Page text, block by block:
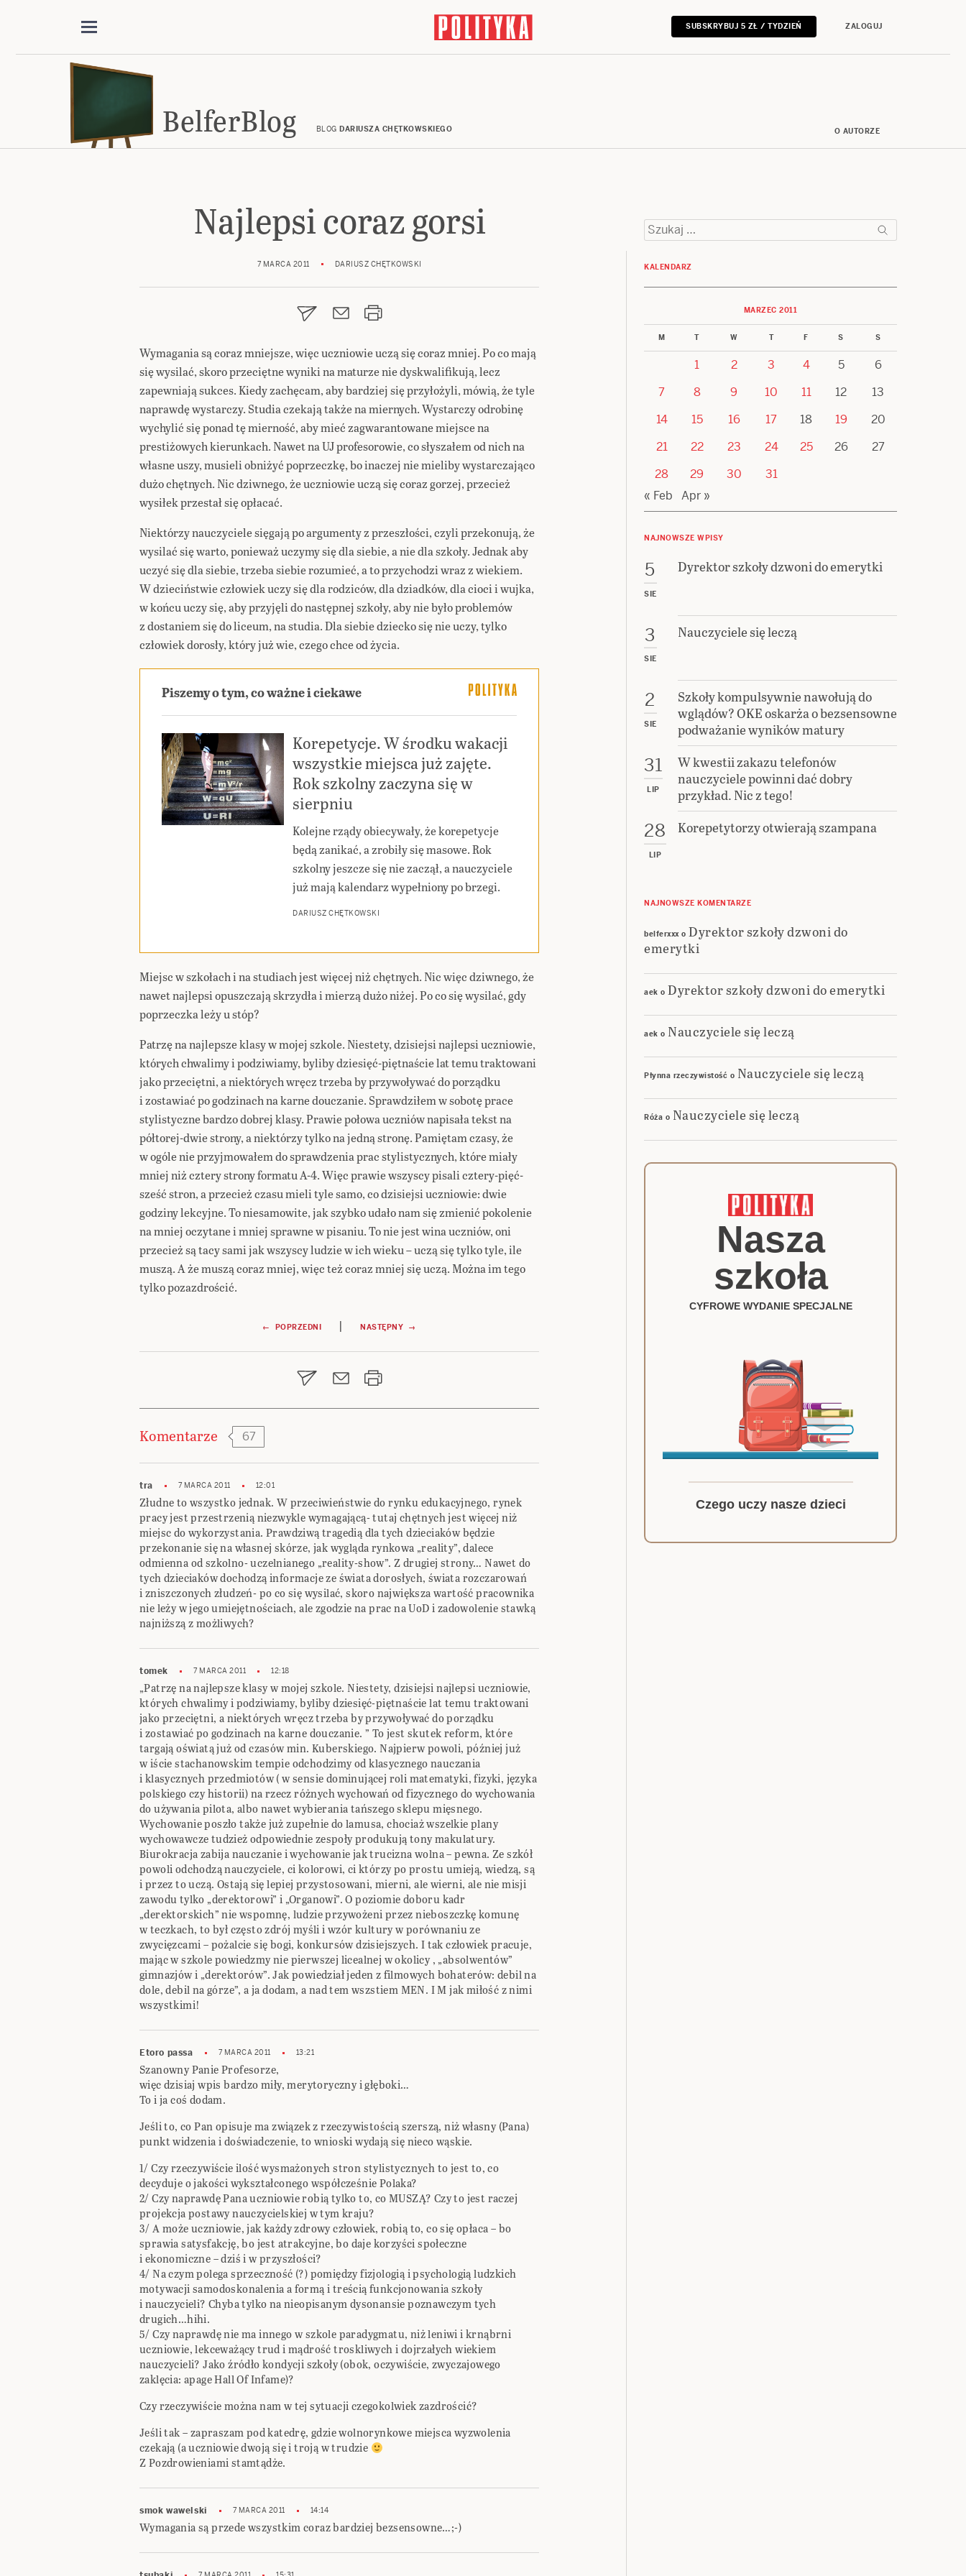
SUBSKRYBUJ 5 ZŁ / TYDZIEŃ ZALOGUJ
BelferBlog BLOG DARIUSZA CHĘTKOWSKIEGO O AUTORZE
Najlepsi coraz gorsi
7 MARCA 2011 DARIUSZ CHĘTKOWSKI
Wymagania są coraz mniejsze, więc uczniowie uczą się coraz mniej. Po co mają
się wysilać, skoro przeciętne wyniki na maturze nie dyskwalifikują, lecz
zapewniają sukces. Kiedy zachęcam, aby bardziej się przyłożyli, mówią, że tyle
naprawdę wystarczy. Studia czekają także na miernych. Wystarczy odrobinę
wychylić się ponad tę mierność, aby mieć zagwarantowane miejsce na
prestiżowych kierunkach. Nawet na UJ profesorowie, co słyszałem od nich na
własne uszy, musieli obniżyć poprzeczkę, bo inaczej nie mieliby wystarczająco
dużo chętnych. Nic dziwnego, że uczniowie uczą się coraz gorzej, przecież
wysiłek przestał się opłacać.
Niektórzy nauczyciele sięgają po argumenty z przeszłości, czyli przekonują, że
wysilać się warto, ponieważ uczymy się dla siebie, a nie dla szkoły. Jednak aby
uczyć się dla siebie, trzeba siebie rozumieć, a to przychodzi wraz z wiekiem.
W dzieciństwie człowiek uczy się dla rodziców, dla dziadków, dla cioci i wujka,
w końcu uczy się, aby przyjęli do następnej szkoły, aby nie było problemów
z dostaniem się do liceum, na studia. Dla siebie dziecko się nie uczy, tylko
człowiek dorosły, który już wie, czego chce od życia.
Piszemy o tym, co ważne i ciekawe
Korepetycje. W środku wakacji
wszystkie miejsca już zajęte.
Rok szkolny zaczyna się w
sierpniu
Kolejne rządy obiecywały, że korepetycje
będą zanikać, a zrobiły się masowe. Rok
szkolny jeszcze się nie zaczął, a nauczyciele
już mają kalendarz wypełniony po brzegi.
DARIUSZ CHĘTKOWSKI
Miejsc w szkołach i na studiach jest więcej niż chętnych. Nic więc dziwnego, że
nawet najlepsi opuszczają skrzydła i mierzą dużo niżej. Po co się wysilać, gdy
poprzeczka leży u stóp?
Patrzę na najlepsze klasy w mojej szkole. Niestety, dzisiejsi najlepsi uczniowie,
których chwalimy i podziwiamy, byliby dziesięć-piętnaście lat temu traktowani
jako przeciętni, a niektórych wręcz trzeba by przywoływać do porządku
i zostawiać po godzinach na karne douczanie. Sprawdziłem w sobotę prace
stylistyczne bardzo dobrej klasy. Prawie połowa uczniów napisała tekst na
półtorej-dwie strony, a niektórzy tylko na jedną stronę. Pamiętam czasy, że
w ogóle nie przyjmowałem do sprawdzenia prac stylistycznych, które miały
mniej niż cztery strony formatu A-4. Więc prawie wszyscy pisali cztery-pięć-
sześć stron, a przecież czasu mieli tyle samo, co dzisiejsi uczniowie: dwie
godziny lekcyjne. To niesamowite, jak szybko udało nam się zmienić pokolenie
na mniej oczytane i mniej sprawne w pisaniu. To nie jest wina uczniów, oni
przecież są tacy sami jak wszyscy ludzie w ich wieku – uczą się tylko tyle, ile
muszą. A że muszą coraz mniej, więc też coraz mniej się uczą. Można im tego
tylko pozazdrościć.
wpisu
← POPRZEDNI | NASTĘPNY →
Komentarze 67
tra 7 MARCA 2011 12:01
Złudne to wszystko jednak. W przeciwieństwie do rynku edukacyjnego, rynek
pracy jest przestrzenią niezwykle wymagającą- tutaj chętnych jest więcej niż
miejsc do wykorzystania. Prawdziwą tragedią dla tych dzieciaków będzie
przekonanie się na własnej skórze, jak wygląda rynkowa „reality”, dalece
odmienna od szkolno- uczelnianego „reality-show”. Z drugiej strony… Nawet do
tych dzieciaków dochodzą informacje ze świata dorosłych, świata rozczarowań
i zniszczonych złudzeń- po co się wysilać, skoro największa wartość pracownika
nie leży w jego umiejętnościach, ale zgodzie na prac na UoD i zadowolenie stawką
najniższą z możliwych?
tomek 7 MARCA 2011 12:18
„Patrzę na najlepsze klasy w mojej szkole. Niestety, dzisiejsi najlepsi uczniowie,
których chwalimy i podziwiamy, byliby dziesięć-piętnaście lat temu traktowani
jako przeciętni, a niektórych wręcz trzeba by przywoływać do porządku
i zostawiać po godzinach na karne douczanie. ” To jest skutek reform, które
targają oświatą już od czasów min. Kuberskiego. Najpierw powoli, później już
w iście stachanowskim tempie odchodzimy od klasycznego nauczania
i klasycznych przedmiotów ( w sensie dominującej roli matematyki, fizyki, języka
polskiego czy historii) na rzecz różnych wychowań od fizycznego do wychowania
do używania pilota, albo nawet wybierania tańszego sklepu mięsnego.
Wychowanie poszło także już zupełnie do lamusa, chociaż wszelkie plany
wychowawcze tudzież odpowiednie zespoły produkują tony makulatury.
Biurokracja zabija nauczanie i wychowanie jak trucizna wolna – pewna. Ze szkół
powoli odchodzą nauczyciele, ci kolorowi, ci którzy po prostu umieją, wiedzą, są
i przez to uczą. Ostają się lepiej przystosowani, mierni, ale wierni, ale nie misji
zawodu tylko „derektorowi” i „Organowi”. O poziomie doboru kadr
„derektorskich” nie wspomnę, ludzie przywożeni przez nieboszczkę komunę
w teczkach, to był często zdrój myśli i wzór kultury w porównaniu ze
zwycięzcami – pożalcie się bogi, konkursów dzisiejszych. I tak człowiek pracuje,
mając w szkole powiedzmy nie pierwszej licealnej w okolicy , „absolwentów”
gimnazjów i „derektorów”. Jak powiedział jeden z filmowych bohaterów: debil na
dole, debil na górze”, a ja dodam, a nad tem wszstiem MEN. I M jak miłość z nimi
wszystkimi!
Etoro passa 7 MARCA 2011 13:21
Szanowny Panie Profesorze,
więc dzisiaj wpis bardzo miły, merytoryczny i głęboki…
To i ja coś dodam.
Jeśli to, co Pan opisuje ma związek z rzeczywistością szerszą, niż własny (Pana)
punkt widzenia i doświadczenie, to wnioski wydają się nieco wąskie.
1/ Czy rzeczywiście ilość wysmażonych stron stylistycznych to jest to, co
decyduje o jakości wykształconego współcześnie Polaka?
2/ Czy naprawdę Pana uczniowie robią tylko to, co MUSZĄ? Czy to jest raczej
projekcja postawy nauczycielskiej w tym kraju?
3/ A może uczniowie, jak każdy zdrowy człowiek, robią to, co się opłaca – bo
sprawia satysfakcję, bo jest atrakcyjne, bo daje korzyści społeczne
i ekonomiczne – dziś i w przyszłości?
4/ Na czym polega sprzeczność (?) pomiędzy fizjologią i psychologią ludzkich
motywacji samodoskonalenia a formą i treścią funkcjonowania szkoły
i nauczycieli? Chyba tylko na nieopisanym dysonansie poznawczym tych
drugich…hihi.
5/ Czy naprawdę nie ma innego w szkole paradygmatu, niż leniwi i krnąbrni
uczniowie, lekceważący trud i mądrość troskliwych i dojrzałych wiekiem
nauczycieli? Jako źródło kondycji szkoły (obok, oczywiście, zwyczajowego
zaklęcia: apage Hall Of Infame)?
Czy rzeczywiście można nam w tej sytuacji czegokolwiek zazdrościć?
Jeśli tak – zapraszam pod katedrę, gdzie wolnorynkowe miejsca wyzwolenia
czekają (a uczniowie dwoją się i troją w trudzie
Z Pozdrowieniami stamtądże.
smok wawelski 7 MARCA 2011 14:14
Wymagania są przede wszystkim coraz bardziej bezsensowne…;-)
Szukaj:
KALENDARZ
MARZEC 2011
M T W T F S S
1 2 3 4 5
6
7
8 9 10 11 12
13
14
15 16 17 18 19
20
21
22 23 24 25 26
27
28
29 30
31
« Feb
Apr »
NAJNOWSZE WPISY
5
SIE
Dyrektor szkoły dzwoni do emerytki
3
SIE
Nauczyciele się leczą
2
SIE
Szkoły kompulsywnie nawołują do
wglądów? OKE oskarża o bezsensowne
podważanie wyników matury
31
LIP
W kwestii zakazu telefonów
nauczyciele powinni dać dobry
przykład. Nic z tego!
28
LIP
Korepetytorzy otwierają szampana
NAJNOWSZE KOMENTARZE
belferxxxo Dyrektor szkoły dzwoni do
emerytki
aek o Dyrektor szkoły dzwoni do emerytki
aek o Nauczyciele się leczą
Płynna rzeczywistość o Nauczyciele się leczą
Róża o Nauczyciele się leczą
Nasza
szkoła
CYFROWE WYDANIE SPECJALNE
Czego uczy nasze dzieci